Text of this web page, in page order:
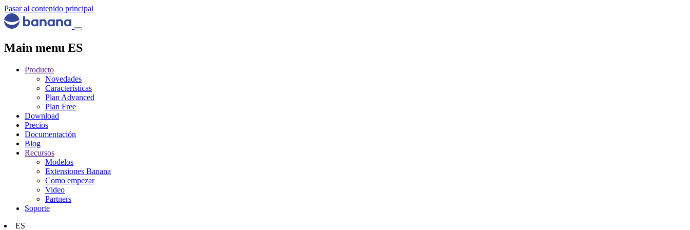
Pasar al contenido principal
Main menu ES
Producto
Novedades
Características
Plan Advanced
Plan Free
Download
Precios
Documentación
Blog
Recursos
Modelos
Extensiones Banana
Como empezar
Video
Partners
Soporte
ES